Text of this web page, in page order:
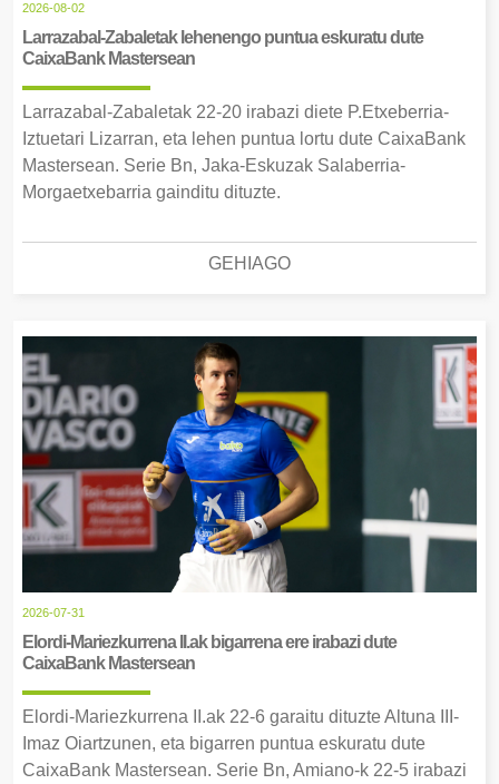
2026-08-02
Larrazabal-Zabaletak lehenengo puntua eskuratu dute
CaixaBank Mastersean
Larrazabal-Zabaletak 22-20 irabazi diete P.Etxeberria-
Iztuetari Lizarran, eta lehen puntua lortu dute CaixaBank
Mastersean. Serie Bn, Jaka-Eskuzak Salaberria-
Morgaetxebarria gainditu dituzte.
GEHIAGO
2026-07-31
Elordi-Mariezkurrena II.ak bigarrena ere irabazi dute
CaixaBank Mastersean
Elordi-Mariezkurrena II.ak 22-6 garaitu dituzte Altuna III-
Imaz Oiartzunen, eta bigarren puntua eskuratu dute
CaixaBank Mastersean. Serie Bn, Amiano-k 22-5 irabazi